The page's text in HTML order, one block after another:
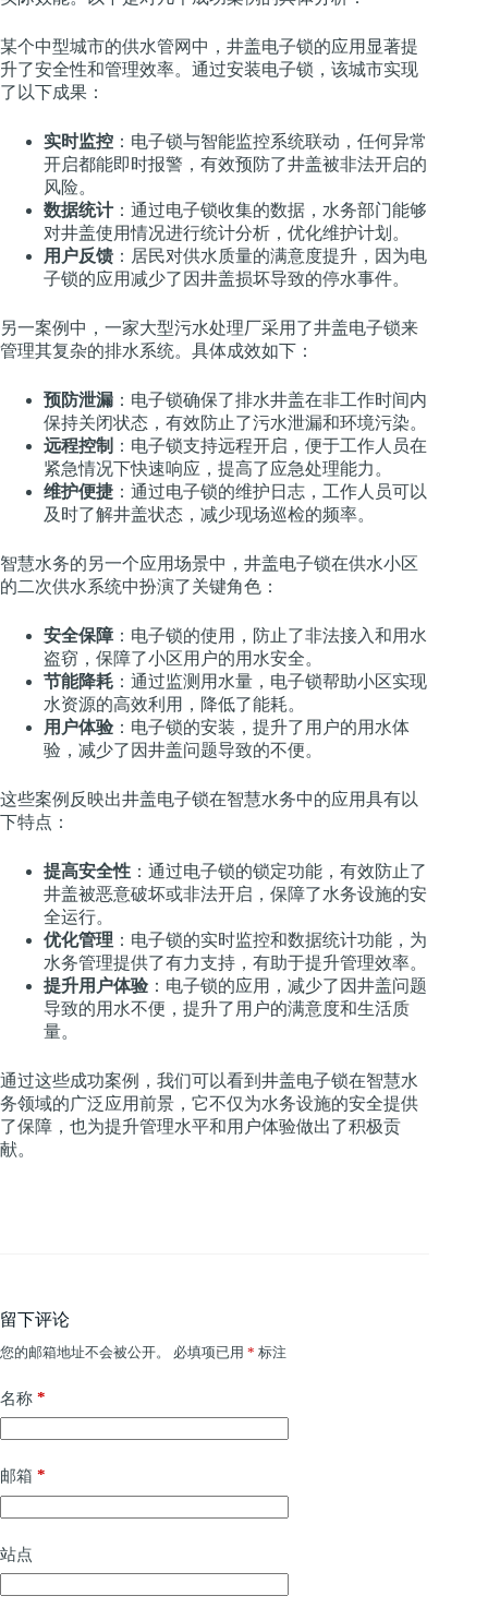
某个中型城市的供水管网中，井盖电子锁的应用显著提
升了安全性和管理效率。通过安装电子锁，该城市实现
了以下成果：
实时监控 ：电子锁与智能监控系统联动，任何异常
开启都能即时报警，有效预防了井盖被非法开启的
风险。
数据统计：通过电子锁收集的数据，水务部门能够
对井盖使用情况进行统计分析，优化维护计划。
用户反馈 ：居民对供水质量的满意度提升，因为电
子锁的应用减少了因井盖损坏导致的停水事件。
另一案例中，一家大型污水处理厂采用了井盖电子锁来
管理其复杂的排水系统。具体成效如下：
预防泄漏 ：电子锁确保了排水井盖在非工作时间内
保持关闭状态，有效防止了污水泄漏和环境污染。
远程控制 ：电子锁支持远程开启，便于工作人员在
紧急情况下快速响应，提高了应急处理能力。
维护便捷 ：通过电子锁的维护日志，工作人员可以
及时了解井盖状态，减少现场巡检的频率。
智慧水务的另一个应用场景中，井盖电子锁在供水小区
的二次供水系统中扮演了关键角色：
安全保障 ：电子锁的使用，防止了非法接入和用水
盗窃，保障了小区用户的用水安全。
节能降耗 ：通过监测用水量，电子锁帮助小区实现
水资源的高效利用，降低了能耗。
用户体验 ：电子锁的安装，提升了用户的用水体
验，减少了因井盖问题导致的不便。
这些案例反映出井盖电子锁在智慧水务中的应用具有以
下特点：
提高安全性 ：通过电子锁的锁定功能，有效防止了
井盖被恶意破坏或非法开启，保障了水务设施的安
全运行。
优化管理 ：电子锁的实时监控和数据统计功能，为
水务管理提供了有力支持，有助于提升管理效率。
提升用户体验 ：电子锁的应用，减少了因井盖问题
导致的用水不便，提升了用户的满意度和生活质
量。
通过这些成功案例，我们可以看到井盖电子锁在智慧水
务领域的广泛应用前景，它不仅为水务设施的安全提供
了保障，也为提升管理水平和用户体验做出了积极贡
献。
留下评论
您的邮箱地址不会被公开。 必填项已用 * 标注
名称 *
邮箱 *
站点